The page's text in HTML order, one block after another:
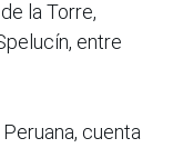
la Torre,
entre
cuenta